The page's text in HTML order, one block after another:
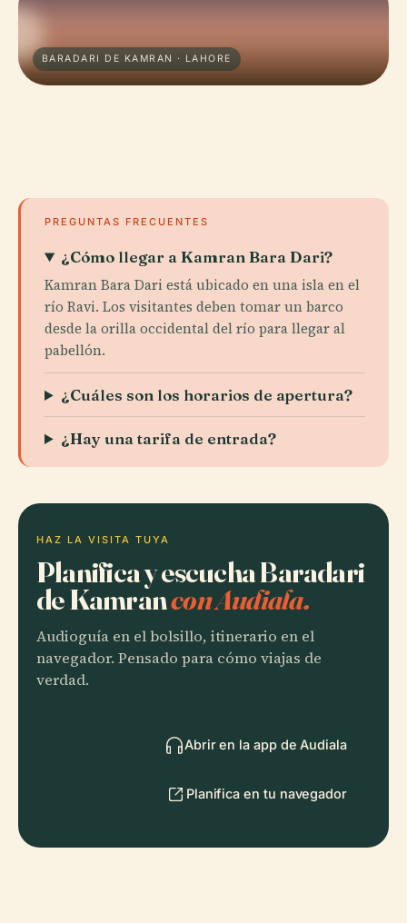
BARADARI DE KAMRAN · LAHORE
PREGUNTAS FRECUENTES
¿Cómo llegar a Kamran Bara Dari?
Kamran Bara Dari está ubicado en una isla en el
río Ravi. Los visitantes deben tomar un barco
desde la orilla occidental del río para llegar al
pabellón.
¿Cuáles son los horarios de apertura?
¿Hay una tarifa de entrada?
HAZ LA VISITA TUYA
Planifica y escucha Baradari
de Kamrancon Audiala.
Audioguía en el bolsillo, itinerario en el
navegador. Pensado para cómo viajas de
verdad.
Abrir en la app de Audiala
Planifica en tu navegador